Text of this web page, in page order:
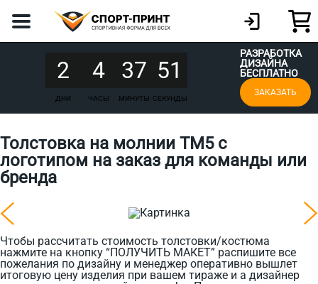
2
ДНИ
4
ЧАСЫ
37
МИНУТЫ
51
СЕКУНДЫ
РАЗРАБОТКА
ДИЗАЙНА
БЕСПЛАТНО
ЗАКАЗАТЬ
Толстовка на молнии TM5 с
логотипом на заказ для команды или
бренда
Чтобы рассчитать стоимость толстовки/костюма
нажмите на кнопку “ПОЛУЧИТЬ МАКЕТ” распишите все
пожелания по дизайну и менеджер оперативно вышлет
итоговую цену изделия при вашем тираже и а дизайнер